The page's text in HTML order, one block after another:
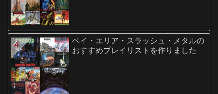
ベイ・エリア・スラッシュ・メタルの
おすすめプレイリストを作りました